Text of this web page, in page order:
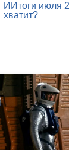
ИИтоги июля
хватит?